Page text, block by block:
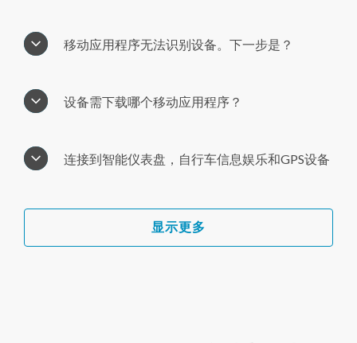
移动应用程序无法识别设备。下一步是？
设备需下载哪个移动应用程序？
连接到智能仪表盘，自行车信息娱乐和GPS设备
显示更多